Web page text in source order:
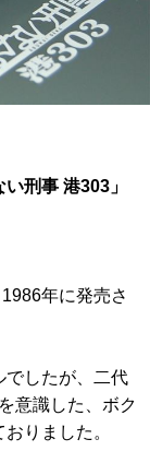
い刑事 港303」
年に発売さ
でしたが、二代
意識した、ボク
りました。